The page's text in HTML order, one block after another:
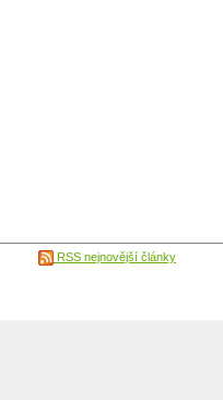
RSS nejnovější články